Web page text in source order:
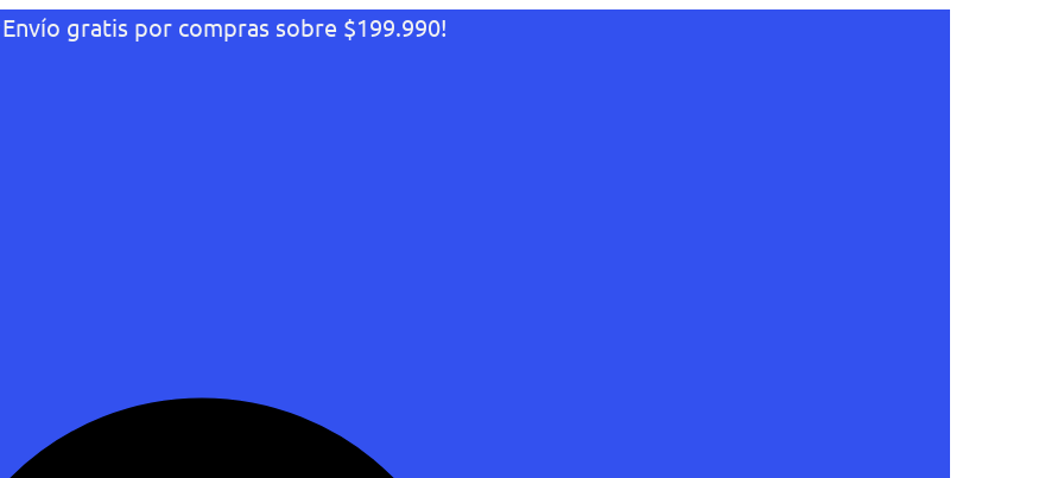
gratis por compras sobre $199.990!